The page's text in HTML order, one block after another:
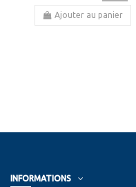
Ajouter au panier
INFORMATIONS